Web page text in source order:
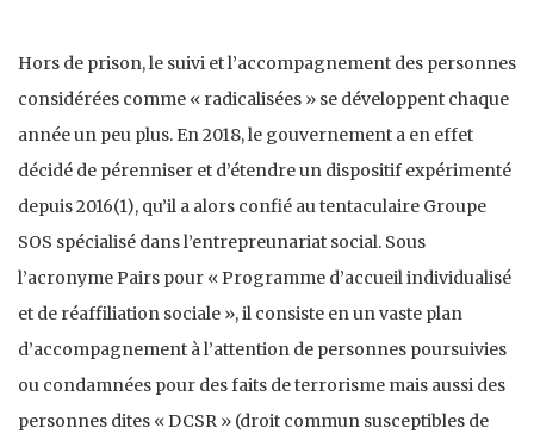
Hors de prison, le suivi et l’accompagnement des personnes
considérées comme « radicalisées » se développent chaque
année un peu plus. En 2018, le gouvernement a en effet
décidé de pérenniser et d’étendre un dispositif expérimenté
depuis 2016(1), qu’il a alors confié au tentaculaire Groupe
SOS spécialisé dans l’entrepreunariat social. Sous
l’acronyme Pairs pour « Programme d’accueil individualisé
et de réaffiliation sociale », il consiste en un vaste plan
d’accompagnement à l’attention de personnes poursuivies
ou condamnées pour des faits de terrorisme mais aussi des
personnes dites « DCSR » (droit commun susceptibles de